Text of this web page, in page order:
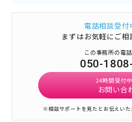
電話相談受付
まずはお気軽にご相
この事務所の電
050-
24時間受付中
お問い合
※相談サポートを見たとお伝えいた